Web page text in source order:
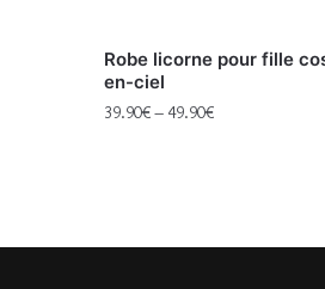
Robe licorne pour fille
en-ciel
39.90€– 49.90€